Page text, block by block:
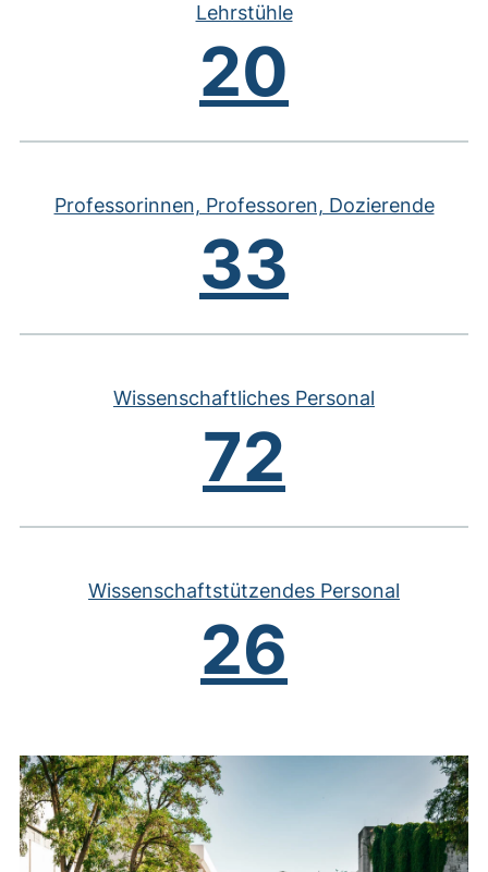
Lehrstühle
20
Professorinnen, Professoren, Dozierende
33
Wissenschaftliches Personal
72
Wissenschaftstützendes Personal
26